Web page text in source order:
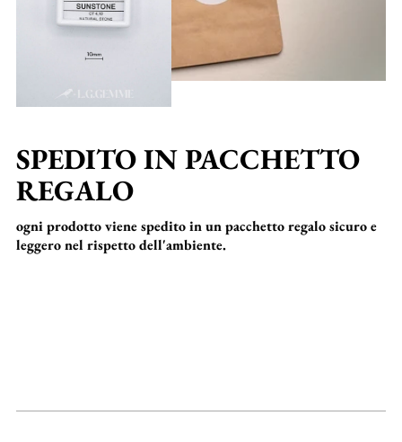
SPEDITO IN PACCHETTO
REGALO
ogni prodotto viene spedito in un pacchetto regalo sicuro e
leggero nel rispetto dell'ambiente.